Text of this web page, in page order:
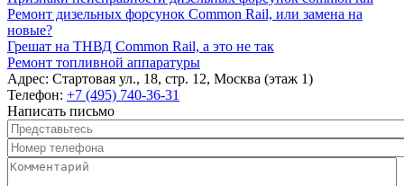
Ремонт дизельных форсунок Common Rail, или замена на
новые?
Грешат на ТНВД Common Rail, а это не так
Ремонт топливной аппаратуры
Адрес: Стартовая ул., 18, стр. 12, Москва (этаж 1)
Телефон: +7 (495) 740-36-31
Написать письмо
Представьтесь
Номер телефона
Комментарий